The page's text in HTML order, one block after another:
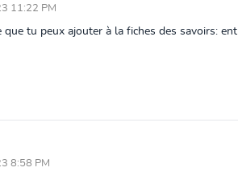
11:22 PM
tu peux ajouter à la fiches des savoirs:
8:58 PM